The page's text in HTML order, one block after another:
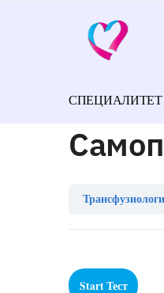
СПЕЦИАЛИТЕТ